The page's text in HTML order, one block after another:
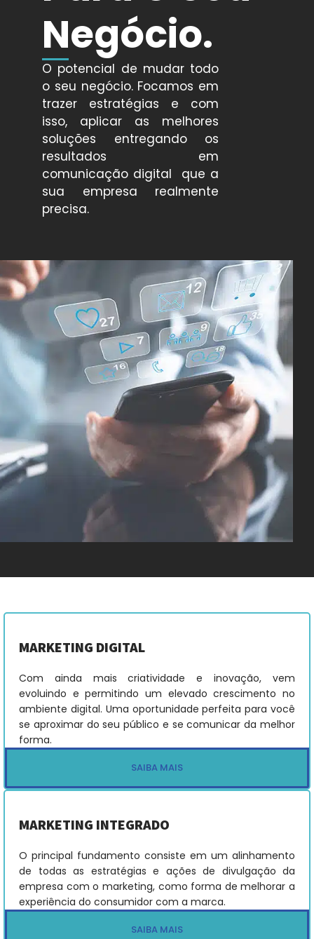
Negócio.
O potencial de mudar todo
o seu negócio. Focamos em
trazer estratégias e com
isso, aplicar as melhores
soluções entregando os
resultados em
comunicação digital que a
sua empresa realmente
precisa.
MARKETING DIGITAL
Com ainda mais criatividade e inovação, vem
evoluindo e permitindo um elevado crescimento no
ambiente digital. Uma oportunidade perfeita para você
se aproximar do seu público e se comunicar da melhor
forma.
SAIBA MAIS
MARKETING INTEGRADO
O principal fundamento consiste em um alinhamento
de todas as estratégias e ações de divulgação da
empresa com o marketing, como forma de melhorar a
experiência do consumidor com a marca.
SAIBA MAIS